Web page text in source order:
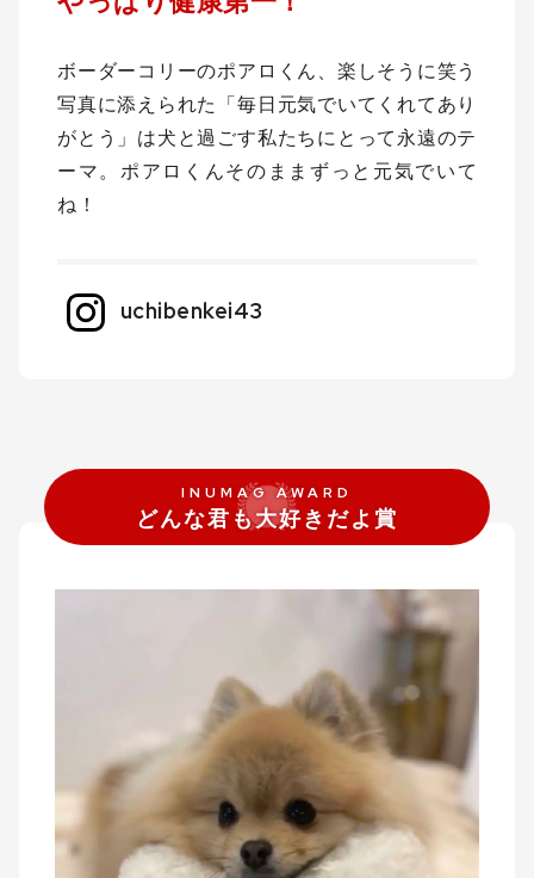
ボーダーコリーのポアロくん、楽しそうに笑う
写真に添えられた「毎日元気でいてくれてあり
がとう」は犬と過ごす私たちにとって永遠のテ
ーマ。ポアロくんそのままずっと元気でいて
ね！
uchibenkei43
どんな君も大好きだよ